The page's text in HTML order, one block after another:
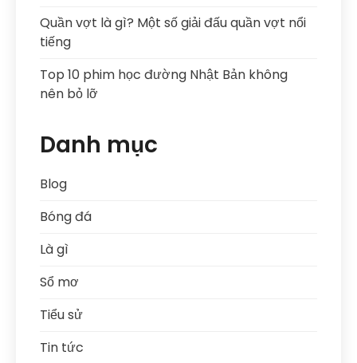
Quần vợt là gì? Một số giải đấu quần vợt nổi
tiếng
Top 10 phim học đường Nhật Bản không
nên bỏ lỡ
Danh mục
Blog
Bóng đá
Là gì
Sổ mơ
Tiểu sử
Tin tức